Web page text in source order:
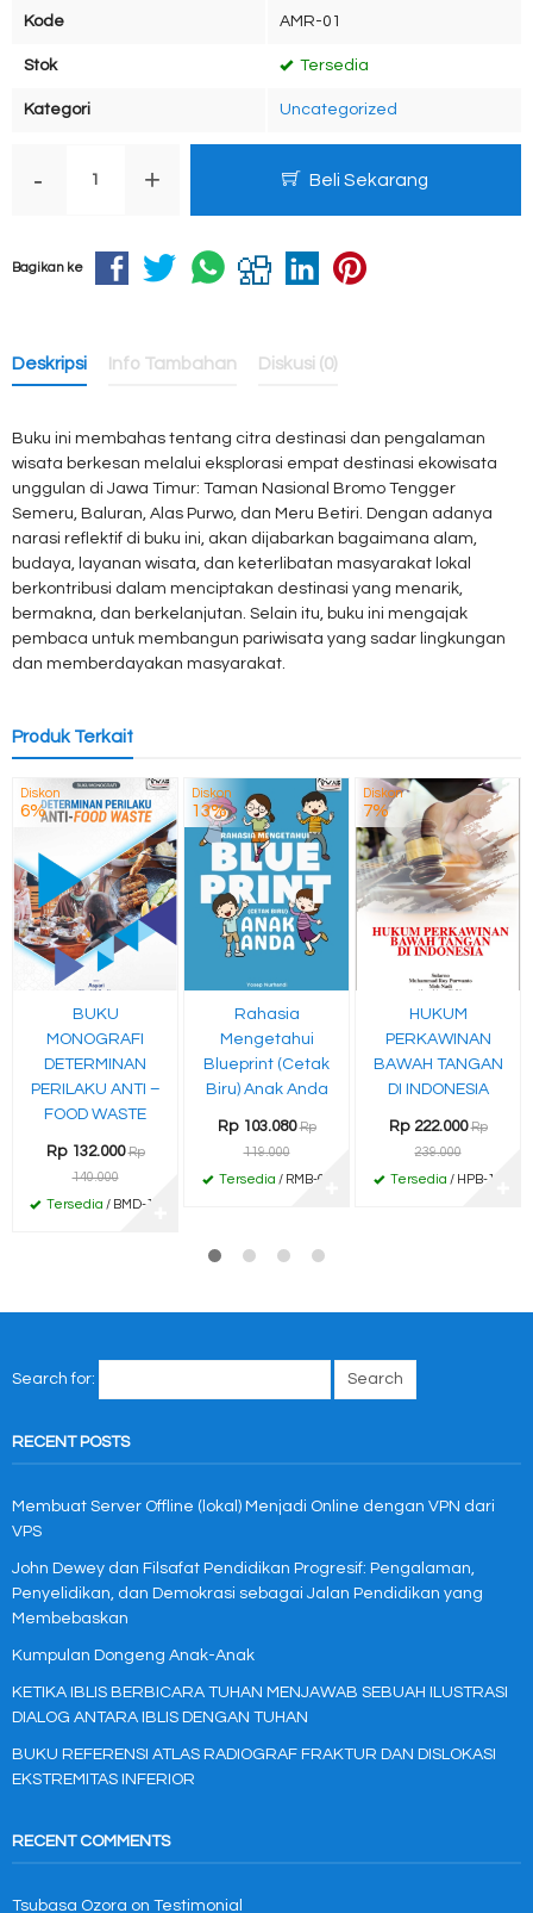
Kode AMR-01
Stok Tersedia
Kategori Uncategorized
- + Beli Sekarang
Bagikan ke
Deskripsi Info Tambahan Diskusi (0)
Buku ini membahas tentang citra destinasi dan pengalaman
wisata berkesan melalui eksplorasi empat destinasi ekowisata
unggulan di Jawa Timur: Taman Nasional Bromo Tengger
Semeru, Baluran, Alas Purwo, dan Meru Betiri. Dengan adanya
narasi reflektif di buku ini, akan dijabarkan bagaimana alam,
budaya, layanan wisata, dan keterlibatan masyarakat lokal
berkontribusi dalam menciptakan destinasi yang menarik,
bermakna, dan berkelanjutan. Selain itu, buku ini mengajak
pembaca untuk membangun pariwisata yang sadar lingkungan
dan memberdayakan masyarakat.
Produk Terkait
Diskon
6%
BUKU
MONOGRAFI
DETERMINAN
PERILAKU ANTI –
FOOD WASTE
Rp 132.000 Rp
140.000
Tersedia / BMD-12
Diskon
13%
Rahasia
Mengetahui
Blueprint (Cetak
Biru) Anak Anda
Rp 103.080 Rp
119.000
Tersedia / RMB-66
Diskon
7%
HUKUM
PERKAWINAN
BAWAH TANGAN
DI INDONESIA
Rp 222.000 Rp
239.000
Tersedia / HPB-12
Search for:
RECENT POSTS
Membuat Server Offline (lokal) Menjadi Online dengan VPN dari
VPS
John Dewey dan Filsafat Pendidikan Progresif: Pengalaman,
Penyelidikan, dan Demokrasi sebagai Jalan Pendidikan yang
Membebaskan
Kumpulan Dongeng Anak-Anak
KETIKA IBLIS BERBICARA TUHAN MENJAWAB SEBUAH ILUSTRASI
DIALOG ANTARA IBLIS DENGAN TUHAN
BUKU REFERENSI ATLAS RADIOGRAF FRAKTUR DAN DISLOKASI
EKSTREMITAS INFERIOR
RECENT COMMENTS
Tsubasa Ozora on Testimonial